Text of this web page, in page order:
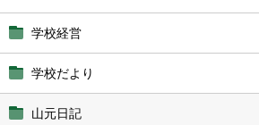
学校経営
学校だより
山元日記